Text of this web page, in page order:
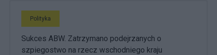
Polityka
Sukces ABW. Zatrzymano podejrzanych o
szpiegostwo na rzecz wschodniego kraju